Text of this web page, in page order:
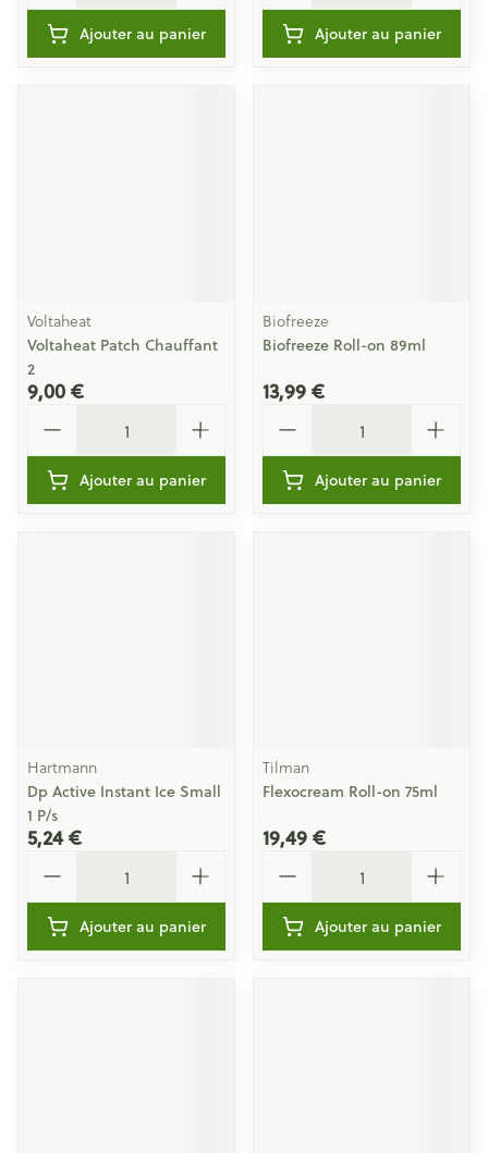
Ajouter au panier Ajouter au panier
Voltaheat
Voltaheat Patch Chauffant
2
9,00 €
Ajouter au panier
Biofreeze
Biofreeze Roll-on 89ml
13,99 €
Ajouter au panier
Hartmann
Dp Active Instant Ice Small
1 P/s
5,24 €
Ajouter au panier
Tilman
Flexocream Roll-on 75ml
19,49 €
Ajouter au panier